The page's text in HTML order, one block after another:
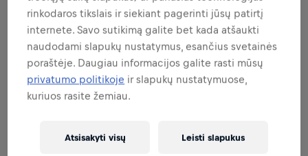
GAUDAISI GYVENIME
rinkodaros tikslais ir siekiant pagerinti jūsų patirtį
internete. Savo sutikimą galite bet kada atšaukti
naudodami slapukų nustatymus, esančius svetainės
poraštėje. Daugiau informacijos galite rasti mūsų
privatumo politikoje ir slapukų nustatymuose,
kuriuos rasite žemiau.
Atsisakyti visų Leisti slapukus